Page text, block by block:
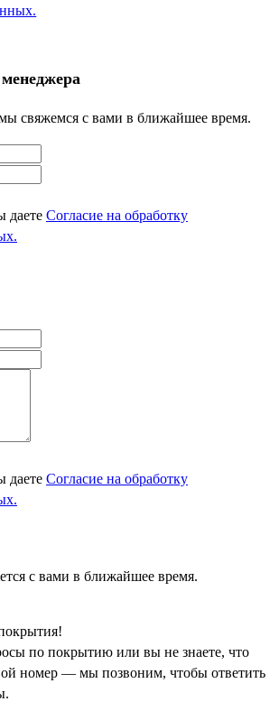
свяжемся с вами в ближайшее время.
даете Согласие на обработку
даете Согласие на обработку
с вами в ближайшее время.
по покрытию или вы не знаете, что
номер — мы позвоним, чтобы ответить